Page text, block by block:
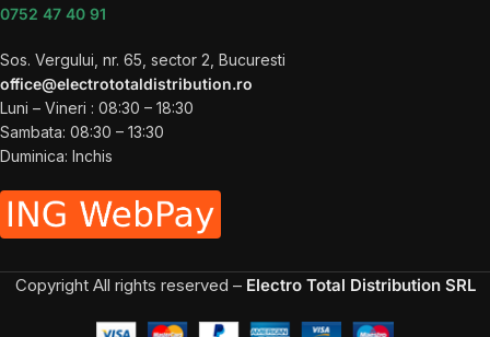
0752 47 40 91
Sos. Vergului, nr. 65, sector 2, Bucuresti
office@electrototaldistribution.ro
Luni – Vineri : 08:30 – 18:30
Sambata: 08:30 – 13:30
Duminica: Inchis
Copyright All rights reserved – Electro Total Distribution SRL